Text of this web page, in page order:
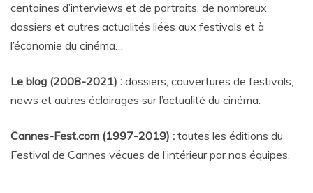
centaines d’interviews et de portraits, de nombreux
dossiers et autres actualités liées aux festivals et à
l’économie du cinéma…
Le blog (2008-2021) : dossiers, couvertures de festivals,
news et autres éclairages sur l’actualité du cinéma.
Cannes-Fest.com (1997-2019) : toutes les éditions du
Festival de Cannes vécues de l’intérieur par nos équipes.